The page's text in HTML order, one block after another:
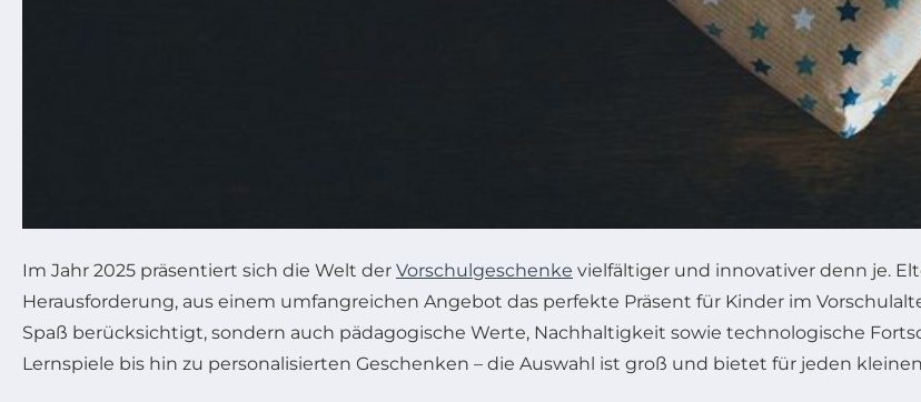
Im Jahr 2025 präsentiert sich die Welt der Vorschulgeschenke vielfältiger und innovativer denn je.
Herausforderung, aus einem umfangreichen Angebot das perfekte Präsent für Kinder im
Spaß berücksichtigt, sondern auch pädagogische Werte, Nachhaltigkeit sowie technologische
Lernspiele bis hin zu personalisierten Geschenken – die Auswahl ist groß und bietet für jeden